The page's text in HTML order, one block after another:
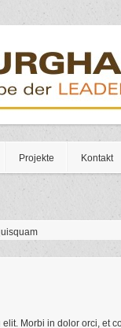
Projekte Kontakt
Morbi in dolor orci, et